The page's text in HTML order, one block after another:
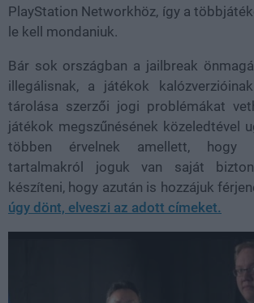
PlayStation Networkhöz, így a
le kell mondaniuk.
Bár sok országban a jailbreak
illegálisnak, a játékok
tárolása szerzői jogi problémákat
játékok megszűnésének közeledtével
többen érvelnek amellett, hogy
tartalmakról joguk van saját
készíteni, hogy azután is hozzájuk
úgy dönt, elveszi az adott címeket.